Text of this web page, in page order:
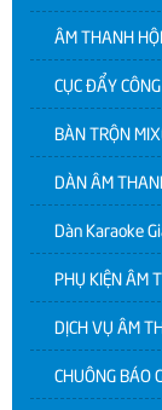
ÂM THANH
CỤC ĐẨY
BÀN TRỘN
DÀN ÂM
Dàn Karaoke
PHỤ KIỆN ÂM
DỊCH VỤ ÂM
CHUÔNG BÁO